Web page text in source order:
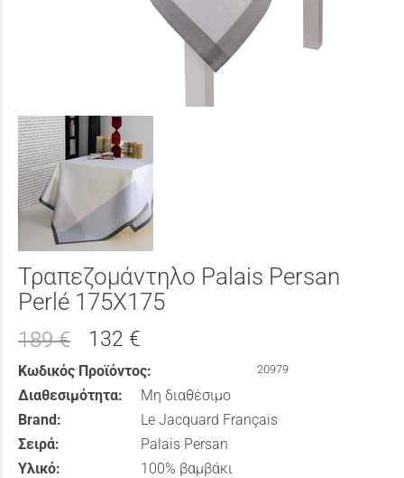
Τραπεζομάντηλο Palais Persan
Perlé 175X175
189 € 132 €
Κωδικός Προϊόντος: 20979
Διαθεσιμότητα:
Μη διαθέσιμο
Brand:
Le Jacquard Français
Σειρά:
Palais Persan
Υλικό:
100% βαμβάκι